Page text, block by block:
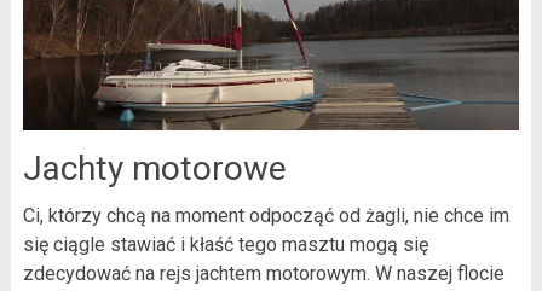
Jachty motorowe
Ci, którzy chcą na moment odpocząć od żagli, nie chce im
się ciągle stawiać i kłaść tego masztu mogą się
zdecydować na rejs jachtem motorowym. W naszej flocie